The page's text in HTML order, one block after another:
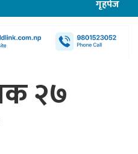
गृहपेज
२७